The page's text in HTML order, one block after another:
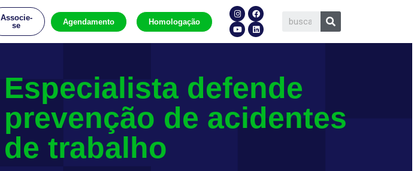
Associe-
se
Agendamento Homologação
Especialista defende
prevenção de acidentes
de trabalho